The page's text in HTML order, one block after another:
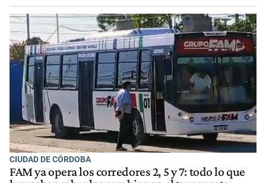
CIUDAD DE CÓRDOBA
FAM ya opera los corredores 2, 5 y 7: todo lo que